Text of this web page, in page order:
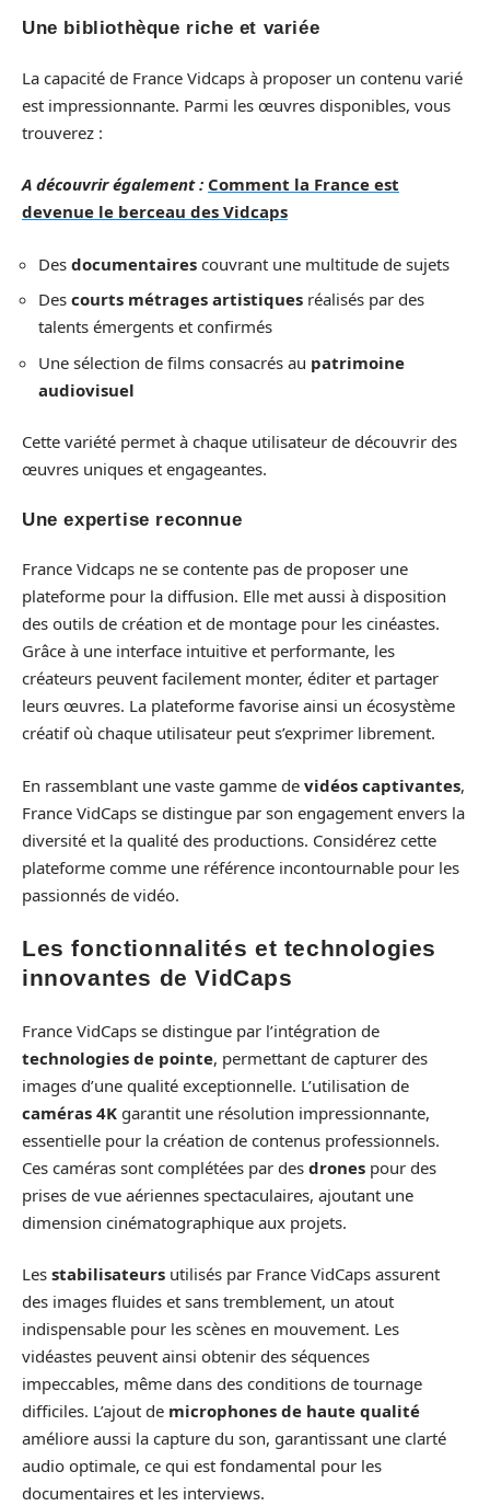
Une bibliothèque riche et variée
La capacité de France Vidcaps à proposer un contenu varié
est impressionnante. Parmi les œuvres disponibles, vous
trouverez :
A découvrir également : Comment la France est
devenue le berceau des Vidcaps
Des documentaires couvrant une multitude de sujets
Des courts métrages artistiques réalisés par des
talents émergents et confirmés
Une sélection de films consacrés au patrimoine
audiovisuel
Cette variété permet à chaque utilisateur de découvrir des
œuvres uniques et engageantes.
Une expertise reconnue
France Vidcaps ne se contente pas de proposer une
plateforme pour la diffusion. Elle met aussi à disposition
des outils de création et de montage pour les cinéastes.
Grâce à une interface intuitive et performante, les
créateurs peuvent facilement monter, éditer et partager
leurs œuvres. La plateforme favorise ainsi un écosystème
créatif où chaque utilisateur peut s’exprimer librement.
En rassemblant une vaste gamme de vidéos captivantes,
France VidCaps se distingue par son engagement envers la
diversité et la qualité des productions. Considérez cette
plateforme comme une référence incontournable pour les
passionnés de vidéo.
Les fonctionnalités et technologies
innovantes de VidCaps
France VidCaps se distingue par l’intégration de
technologies de pointe, permettant de capturer des
images d’une qualité exceptionnelle. L’utilisation de
caméras 4K garantit une résolution impressionnante,
essentielle pour la création de contenus professionnels.
Ces caméras sont complétées par des drones pour des
prises de vue aériennes spectaculaires, ajoutant une
dimension cinématographique aux projets.
Les stabilisateurs utilisés par France VidCaps assurent
des images fluides et sans tremblement, un atout
indispensable pour les scènes en mouvement. Les
vidéastes peuvent ainsi obtenir des séquences
impeccables, même dans des conditions de tournage
difficiles. L’ajout de microphones de haute qualité
améliore aussi la capture du son, garantissant une clarté
audio optimale, ce qui est fondamental pour les
documentaires et les interviews.